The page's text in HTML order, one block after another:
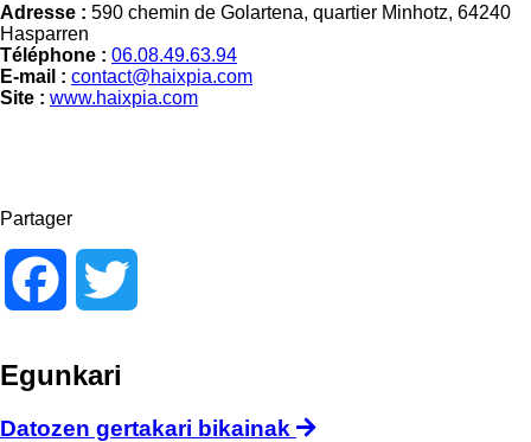
Adresse : 590 chemin de Golartena, quartier Minhotz, 64240
Hasparren
Téléphone : 06.08.49.63.94
E-mail : contact@haixpia.com
Site : www.haixpia.com
Partager
Facebook
Egunkari
Datozen gertakari bikainak